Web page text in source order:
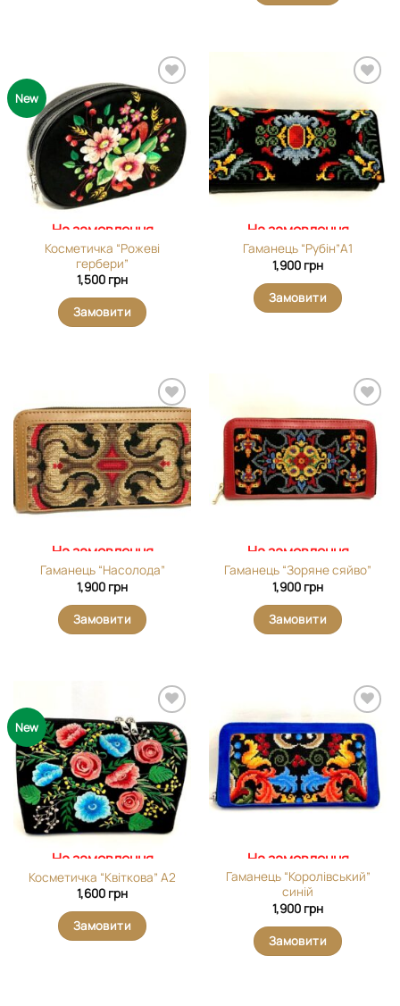
New
Додати
виріб у
вибране
На замовлення
Косметичка “Рожеві
гербери”
1,500 грн
Замовити
виріб у
вибране
На замовлення
Гаманець “Рубін”А1
1,900 грн
Замовити
Додати
виріб у
вибране
На замовлення
Гаманець “Насолода”
1,900 грн
Замовити
Додати
виріб у
вибране
На замовлення
Гаманець “Зоряне сяйво”
1,900 грн
Замовити
New
Додати
виріб у
вибране
На замовлення
Косметичка “Квіткова” А2
1,600 грн
Замовити
Додати
виріб у
вибране
На замовлення
Гаманець “Королівський”
синій
1,900 грн
Замовити